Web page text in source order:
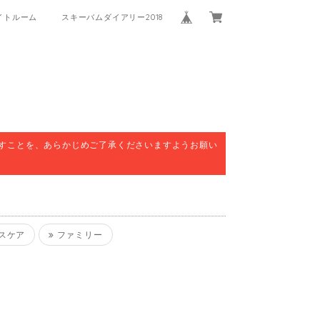
トルーム スキーバムダイアリー2018
ことを、あらかじめご了承くださいますようお願い
ケア ファミリー